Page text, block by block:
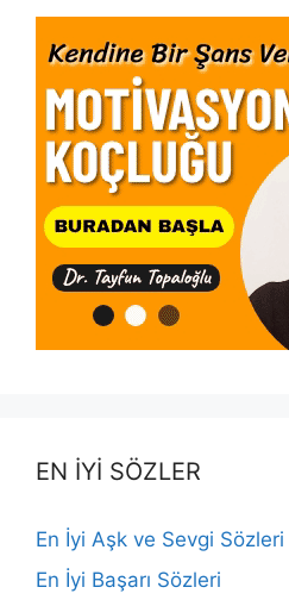
EN İYİ SÖZLER
En İyi Aşk ve Sevgi Sözleri
En İyi Başarı Sözleri